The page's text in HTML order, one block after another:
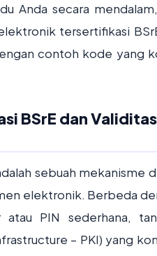
Anda secara
tersertifikasi
contoh kode yang
BSrE dan Validitas
sebuah mekanisme
elektronik. Berbeda
PIN sederhana,
– PKI) yang